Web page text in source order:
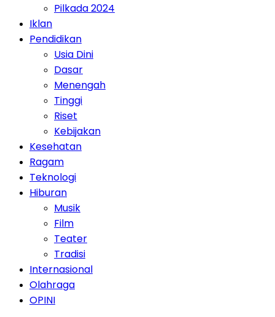
Pilkada 2024
Iklan
Pendidikan
Usia Dini
Dasar
Menengah
Tinggi
Riset
Kebijakan
Kesehatan
Ragam
Teknologi
Hiburan
Musik
Film
Teater
Tradisi
Internasional
Olahraga
OPINI